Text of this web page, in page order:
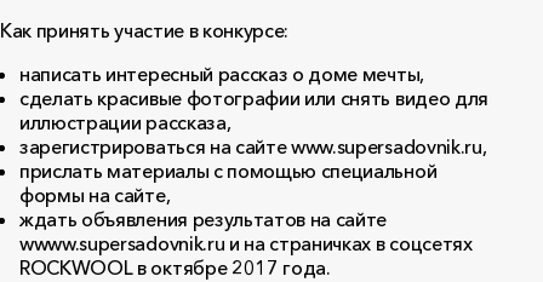
Как принять участие в конкурсе:
написать интересный рассказ о доме мечты,
сделать красивые фотографии или снять видео для
иллюстрации рассказа,
зарегистрироваться на сайте www.supersadovnik.ru,
прислать материалы с помощью специальной
формы на сайте,
ждать объявления результатов на сайте
wwww.supersadovnik.ru и на страничках в соцсетях
ROCKWOOL в октябре 2017 года.